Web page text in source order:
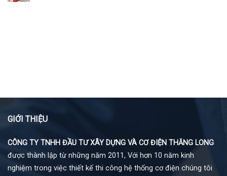
GIỚI THIỆU
CÔNG TY TNHH ĐẦU TƯ XÂY DỰNG VÀ CƠ ĐIỆN THĂNG LONG
được thành lập từ những năm 2011, Với hơn 10 năm kinh
nghiệm trong việc thiết kế thi công hệ thống cơ điện chúng tôi